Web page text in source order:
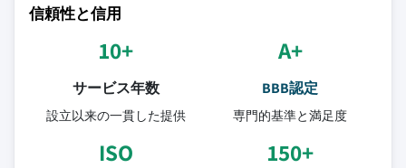
信頼性と信用
10+
サービス年数
設立以来の一貫した提供
A+
BBB認定
専門的基準と満足度
ISO 150+